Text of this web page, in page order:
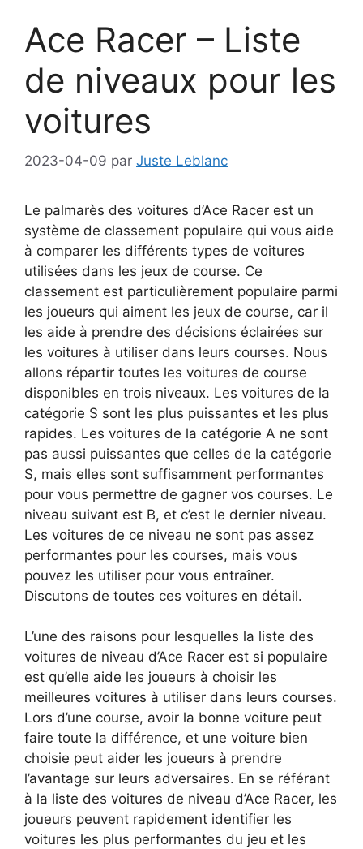
Ace Racer – Liste
de niveaux pour les
voitures
2023-04-09 par Juste Leblanc
Le palmarès des voitures d’Ace Racer est un
système de classement populaire qui vous aide
à comparer les différents types de voitures
utilisées dans les jeux de course. Ce
classement est particulièrement populaire parmi
les joueurs qui aiment les jeux de course, car il
les aide à prendre des décisions éclairées sur
les voitures à utiliser dans leurs courses. Nous
allons répartir toutes les voitures de course
disponibles en trois niveaux. Les voitures de la
catégorie S sont les plus puissantes et les plus
rapides. Les voitures de la catégorie A ne sont
pas aussi puissantes que celles de la catégorie
S, mais elles sont suffisamment performantes
pour vous permettre de gagner vos courses. Le
niveau suivant est B, et c’est le dernier niveau.
Les voitures de ce niveau ne sont pas assez
performantes pour les courses, mais vous
pouvez les utiliser pour vous entraîner.
Discutons de toutes ces voitures en détail.
L’une des raisons pour lesquelles la liste des
voitures de niveau d’Ace Racer est si populaire
est qu’elle aide les joueurs à choisir les
meilleures voitures à utiliser dans leurs courses.
Lors d’une course, avoir la bonne voiture peut
faire toute la différence, et une voiture bien
choisie peut aider les joueurs à prendre
l’avantage sur leurs adversaires. En se référant
à la liste des voitures de niveau d’Ace Racer, les
joueurs peuvent rapidement identifier les
voitures les plus performantes du jeu et les